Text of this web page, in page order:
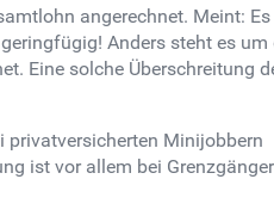
angerechnet. Meint:
Anders steht es um
Eine solche Überschreitung
privatversicherten Minijobbern
ist vor allem bei